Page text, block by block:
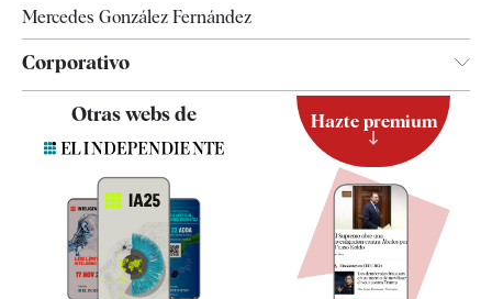
Mercedes González Fernández
Corporativo
Contacto
Quiénes somos
Especificaciones
Otras webs de Hazte premium